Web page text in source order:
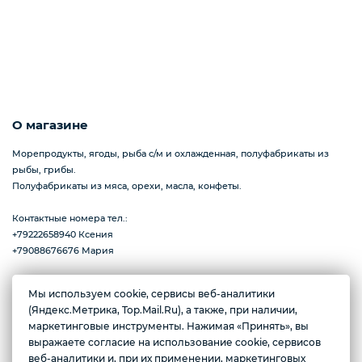
Замороженная ягода
Мороженое
О магазине
Морепродукты, ягоды, рыба с/м и охлажденная, полуфабрикаты из
рыбы, грибы.
Полуфабрикаты из мяса, орехи, масла, конфеты.
Контактные номера тел.:
+79222658940 Ксения
+79088676676 Мария
г. Тюмень, ул. Ю.Р.-Г. Эрвье, д.12к1
Ежедневно с 10:00 до 20:00
Мы используем cookie, сервисы веб-аналитики
(Яндекс.Метрика, Top.Mail.Ru), а также, при наличии,
маркетинговые инструменты. Нажимая «Принять», вы
выражаете согласие на использование cookie, сервисов
веб-аналитики и, при их применении, маркетинговых
Желаете подозвать сотрудника
Да Нет